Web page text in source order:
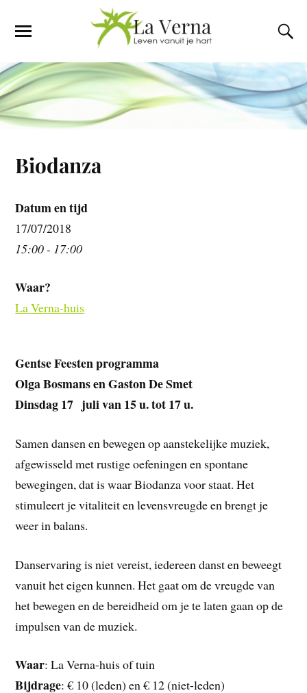
Biodanza
Datum en tijd
17/07/2018
15:00 - 17:00
Waar?
La Verna-huis
Gentse Feesten programma
Olga Bosmans en Gaston De Smet
Dinsdag 17 juli van 15 u. tot 17 u.
Samen dansen en bewegen op aanstekelijke muziek,
afgewisseld met rustige oefeningen en spontane
bewegingen, dat is waar Biodanza voor staat. Het
stimuleert je vitaliteit en levensvreugde en brengt je
weer in balans.
Danservaring is niet vereist, iedereen danst en beweegt
vanuit het eigen kunnen. Het gaat om de vreugde van
het bewegen en de bereidheid om je te laten gaan op de
impulsen van de muziek.
Waar: La Verna-huis of tuin
Bijdrage: € 10 (leden) en € 12 (niet-leden)